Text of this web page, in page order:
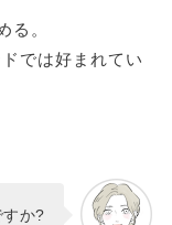
る。
では好まれてい
すか?